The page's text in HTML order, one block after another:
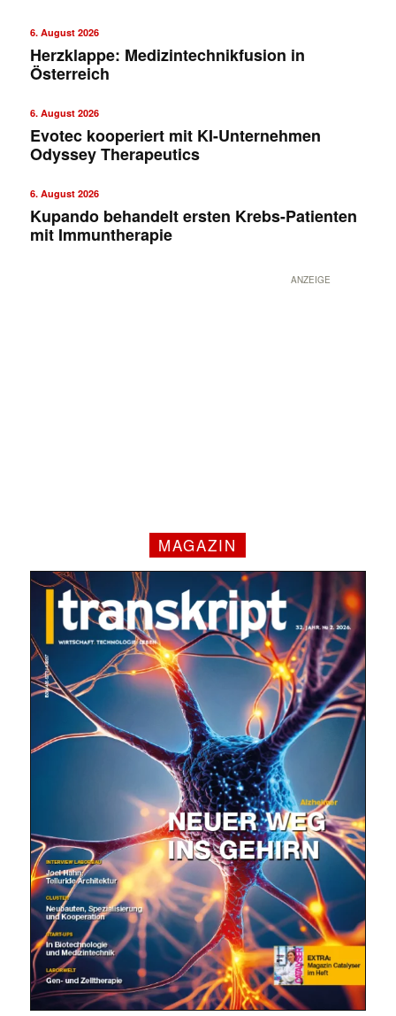
6. August 2026
Herzklappe: Medizintechnikfusion in
Österreich
6. August 2026
Evotec kooperiert mit KI-Unternehmen
Odyssey Therapeutics
6. August 2026
Kupando behandelt ersten Krebs-Patienten
mit Immuntherapie
ANZEIGE
MAGAZIN